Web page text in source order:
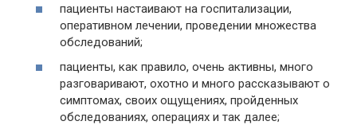
пациенты настаивают на госпитализации,
оперативном лечении, проведении множества
обследований;
пациенты, как правило, очень активны, много
разговаривают, охотно и много рассказывают о
симптомах, своих ощущениях, пройденных
обследованиях, операциях и так далее;